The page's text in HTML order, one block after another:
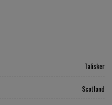
Talisker
Scotland